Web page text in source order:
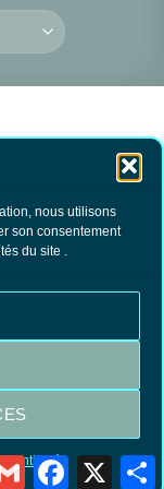
nous utilisons
son consentement
du site .
PayPal
Gmail Facebook